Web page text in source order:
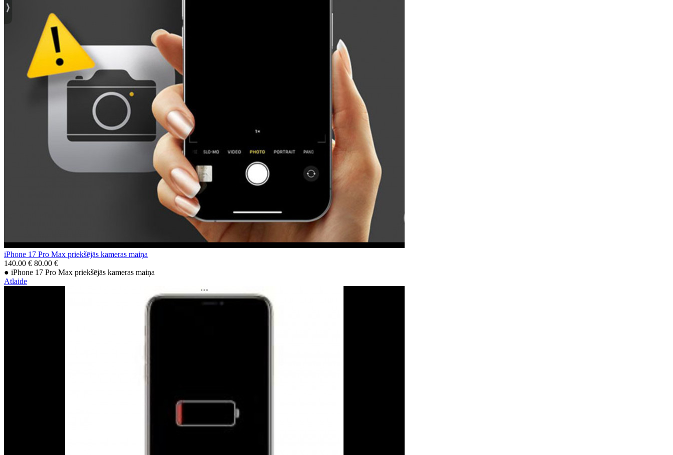
iPhone 17 Pro Max priekšējās kameras maiņа
140.00 € 80.00 €
● iPhone 17 Pro Max priekšējās kameras maiņa
Atlaide